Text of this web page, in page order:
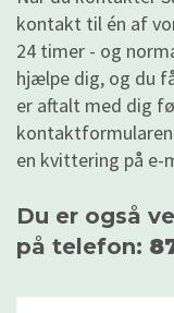
kontakt til én af
24 timer - og
hjælpe dig, og du
er aftalt med dig
en kvittering på e-
Du er også
på telefon: